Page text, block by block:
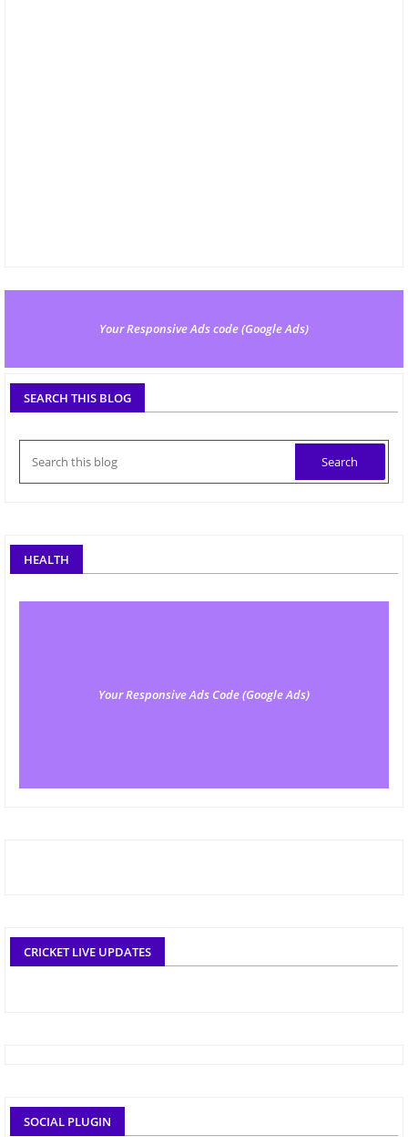
Your Responsive Ads code (Google Ads)
SEARCH THIS BLOG
HEALTH
Your Responsive Ads Code (Google Ads)
CRICKET LIVE UPDATES
SOCIAL PLUGIN